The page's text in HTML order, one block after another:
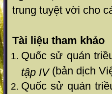
trung tuyệt vời cho
Tài liệu tham khảo
Quốc sử quán
tập IV(bản dịch
Quốc sử quán